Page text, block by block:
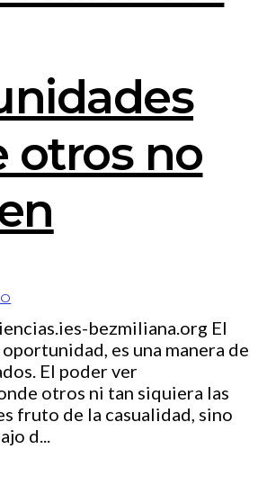
otros no
bezmiliana.org El
es una manera de
El poder ver
otros ni tan siquiera las
fruto de la casualidad, sino
d...